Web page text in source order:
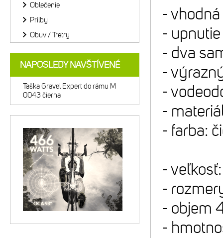
-
-
- dva
-
-
-
- farba:
-
-
- objem
-
Oblečenie
Prilby
Obuv / Tretry
NAPOSLEDY NAVŠTÍVENÉ
Taška Gravel Expert do rámu M
0043 čierna